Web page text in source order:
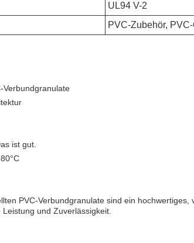
UL94 V-2
PVC-Zubehör,
Verbundgranulate
ist gut.
80°C
PVC-Verbundgranulate sind ein
und Zuverlässigkeit.